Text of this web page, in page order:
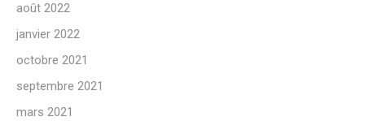
août 2022
janvier 2022
octobre 2021
septembre 2021
mars 2021